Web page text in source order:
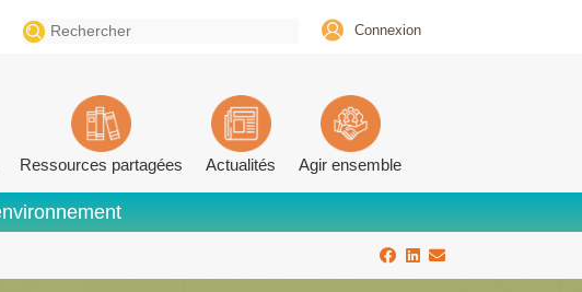
Search
for:
Connexion
Ressources partagées Actualités Agir ensemble